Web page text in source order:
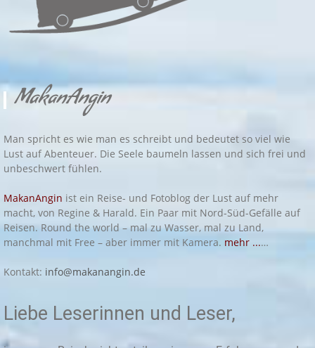
MakanAngin
Man spricht es wie man es schreibt und bedeutet so viel wie
Lust auf Abenteuer. Die Seele baumeln lassen und sich frei und
unbeschwert fühlen.
MakanAngin ist ein Reise- und Fotoblog der Lust auf mehr
macht, von Regine & Harald. Ein Paar mit Nord-Süd-Gefälle auf
Reisen. Round the world – mal zu Wasser, mal zu Land,
manchmal mit Free – aber immer mit Kamera. mehr ...…
Kontakt: info@makanangin.de
Liebe Leserinnen und Leser,